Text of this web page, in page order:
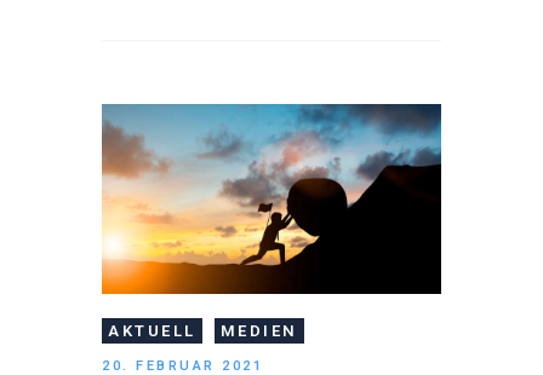
AKTUELL MEDIEN
20. FEBRUAR 2021